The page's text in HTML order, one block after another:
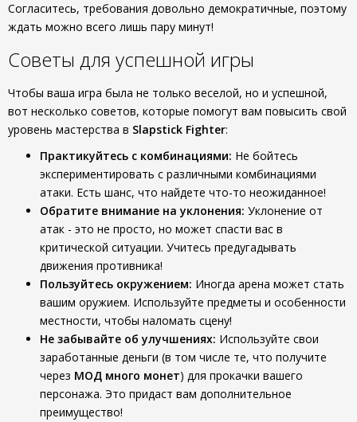
Согласитесь, требования довольно демократичные, поэтому
ждать можно всего лишь пару минут!
Советы для успешной игры
Чтобы ваша игра была не только веселой, но и успешной,
вот несколько советов, которые помогут вам повысить свой
уровень мастерства в Slapstick Fighter:
Практикуйтесь с комбинациями: Не бойтесь
экспериментировать с различными комбинациями
атаки. Есть шанс, что найдете что-то неожиданное!
Обратите внимание на уклонения: Уклонение от
атак - это не просто, но может спасти вас в
критической ситуации. Учитесь предугадывать
движения противника!
Пользуйтесь окружением: Иногда арена может стать
вашим оружием. Используйте предметы и особенности
местности, чтобы наломать сцену!
Не забывайте об улучшениях: Используйте свои
заработанные деньги (в том числе те, что получите
через МОД много монет) для прокачки вашего
персонажа. Это придаст вам дополнительное
преимущество!